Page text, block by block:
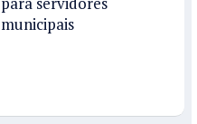
municipais